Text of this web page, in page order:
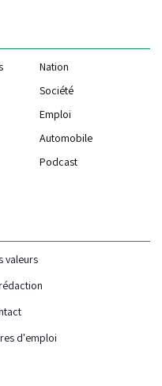
Nation
Société
Emploi
Automobile
Podcast
valeurs
d'emploi